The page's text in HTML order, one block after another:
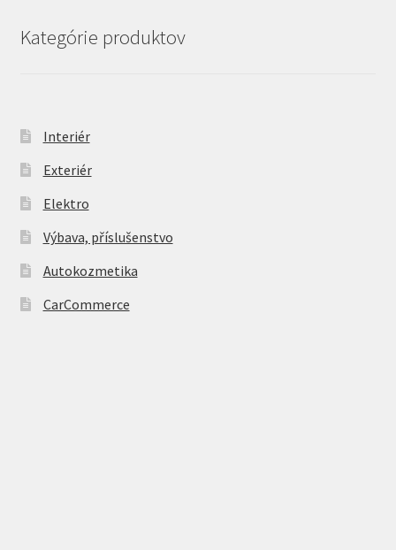
Kategórie produktov
Interiér
Exteriér
Elektro
Výbava, příslušenstvo
Autokozmetika
CarCommerce